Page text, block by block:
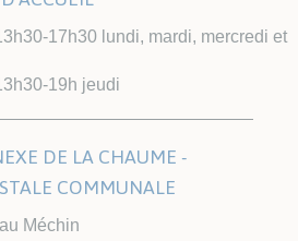
17h30 lundi, mardi, mercredi et
19h jeudi
DE LA CHAUME -
COMMUNALE
Méchin